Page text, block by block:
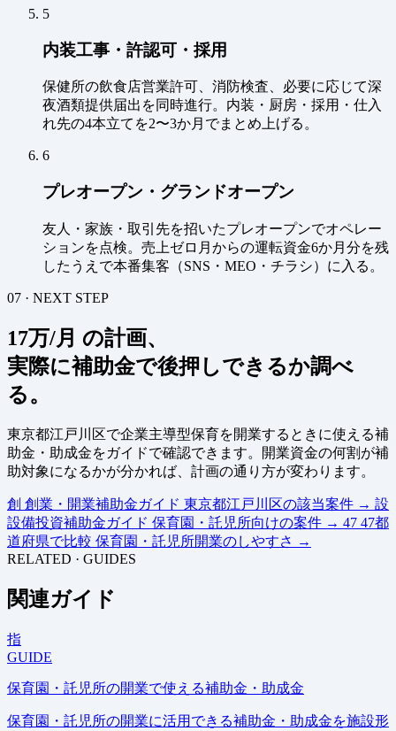
5
内装工事・許認可・採用
保健所の飲食店営業許可、消防検査、必要に応じて深
夜酒類提供届出を同時進行。内装・厨房・採用・仕入
れ先の4本立てを2〜3か月でまとめ上げる。
6
プレオープン・グランドオープン
友人・家族・取引先を招いたプレオープンでオペレー
ションを点検。売上ゼロ月からの運転資金6か月分を残
したうえで本番集客（SNS・MEO・チラシ）に入る。
07 · NEXT STEP
17万/月 の計画、
実際に補助金で後押しできるか調べ
る。
東京都江戸川区で企業主導型保育を開業するときに使える補
助金・助成金をガイドで確認できます。開業資金の何割が補
助対象になるかが分かれば、計画の通り方が変わります。
創 創業・開業補助金ガイド 東京都江戸川区の該当案件 → 設
設備投資補助金ガイド 保育園・託児所向けの案件 → 47 47都
道府県で比較 保育園・託児所開業のしやすさ →
RELATED · GUIDES
関連ガイド
指
GUIDE
保育園・託児所の開業で使える補助金・助成金
保育園・託児所の開業に活用できる補助金・助成金を施設形